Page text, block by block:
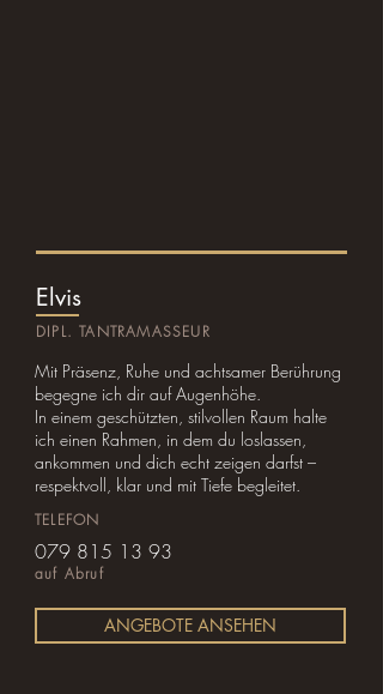
Elvis
DIPL. TANTRAMASSEUR
Mit Präsenz, Ruhe und achtsamer Berührung
begegne ich dir auf Augenhöhe.
In einem geschützten, stilvollen Raum halte
ich einen Rahmen, in dem du loslassen,
ankommen und dich echt zeigen darfst –
respektvoll, klar und mit Tiefe begleitet.
TELEFON
079 815 13 93
auf Abruf
ANGEBOTE ANSEHEN